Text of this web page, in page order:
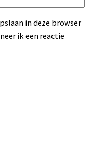
in deze browser
ik een reactie